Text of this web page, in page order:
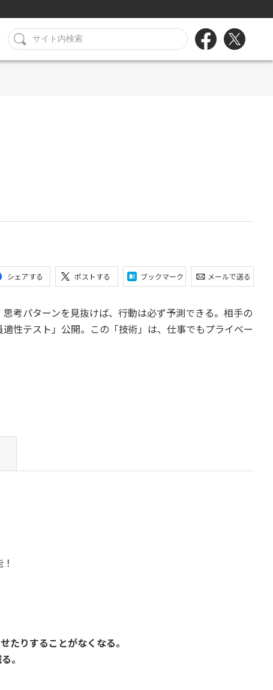
シェアする ポストする ブックマーク メールで送る
パターンを見抜けば、行動は必ず予測できる。相手の
性テスト」公開。この「技術」は、仕事でもプライベー
たりすることがなくなる。
。